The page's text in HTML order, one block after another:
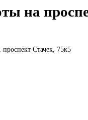
на
проспект Стачек, 75к5